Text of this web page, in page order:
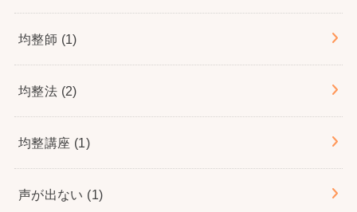
均整師 (1)
均整法 (2)
均整講座 (1)
声が出ない (1)